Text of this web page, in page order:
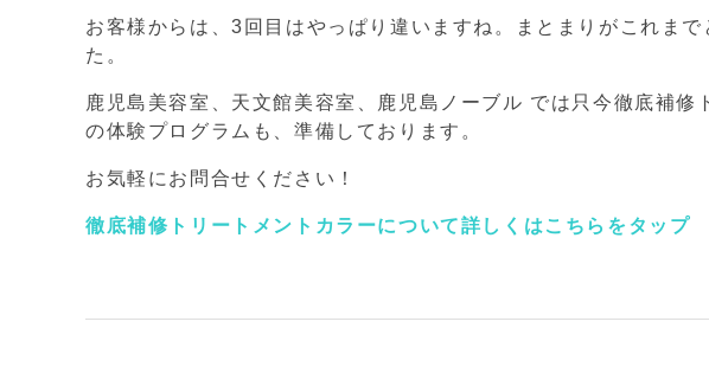
お客様からは、3回目はやっぱり違いますね。まとまりがこれま
た。
鹿児島美容室、天文館美容室、鹿児島ノーブル では只今徹底補
の体験プログラムも、準備しております。
お気軽にお問合せください！
徹底補修トリートメントカラーについて詳しくはこちらをタップ